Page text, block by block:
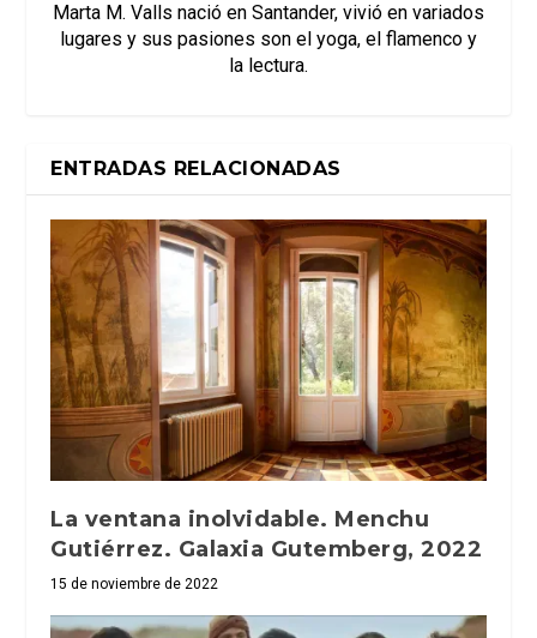
Marta M. Valls nació en Santander, vivió en variados
lugares y sus pasiones son el yoga, el flamenco y
la lectura.
ENTRADAS RELACIONADAS
La ventana inolvidable. Menchu
Gutiérrez. Galaxia Gutemberg, 2022
15 de noviembre de 2022